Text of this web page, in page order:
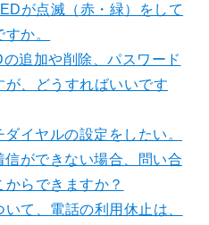
が点滅（赤・緑）をして
か。
追加や削除、パスワード
、どうすればいいです
イヤルの設定をしたい。
ができない場合、問い合
らできますか？
て、電話の利用休止は、